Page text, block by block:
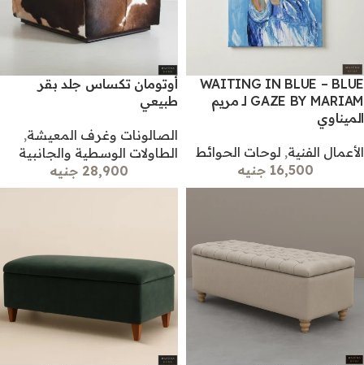
WAITING IN BLUE – BLUE
GAZE BY MARIAM لـ مريم
الميناوي
الأعمال الفنية, لوحات الحوائط
16,500 جنيه
أوتومان تكساس جلد بقر
طبيعي
الصالونات وغرف المعيشة,
الطاولات الوسطية والجانبية
28,900 جنيه